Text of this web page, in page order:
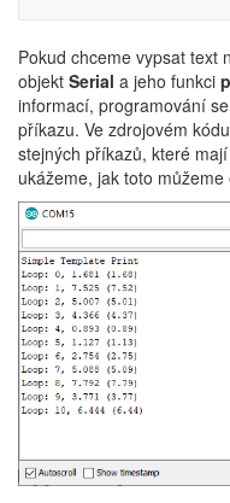
Pokud chceme vypsat text
objekt Serial a jeho funkci
informací, programování
příkazu. Ve zdrojovém
stejných příkazů, které
ukážeme, jak toto